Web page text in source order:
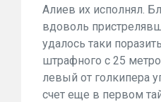
Алиев их исполнял.
вдоволь
удалось таки
штрафного с 25
левый от голкипера
счет еще в первом